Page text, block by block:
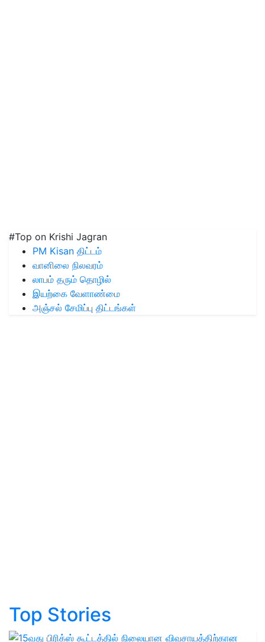
#Top on Krishi Jagran
PM Kisan திட்டம்
வானிலை நிலவரம்
லாபம் தரும் தொழில்
இயற்கை வேளாண்மை
அஞ்சல் சேமிப்பு திட்டங்கள்
Top Stories